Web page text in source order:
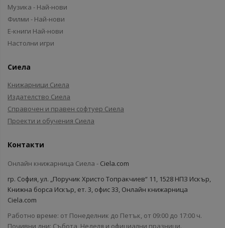
Музика - Най-нови
Филми - Най-нови
Е-книги Най-нови
Настолни игри
Сиела
Книжарници Сиела
Издателство Сиела
Справочен и правен софтуер Сиела
Проекти и обучения Сиела
Контакти
Онлайн книжарница Сиела - Ciela.com
гр. София, ул. „Поручик Христо Топракчиев“ 11, 1528 НПЗ Искър,
Книжна борса Искър, ет. 3, офис 33, Онлайн книжарница
Ciela.com
Работно време: от Понеделник до Петък, от 09:00 до 17:00 ч.
Почивни дни: Събота, Неделя и официални празници.